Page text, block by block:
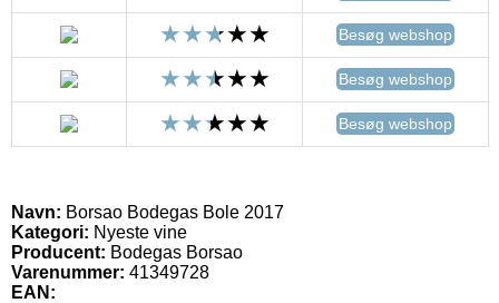
Besøg webshop
Besøg webshop
Besøg webshop
Navn: Borsao Bodegas Bole 2017
Kategori: Nyeste vine
Producent: Bodegas Borsao
Varenummer: 41349728
EAN: